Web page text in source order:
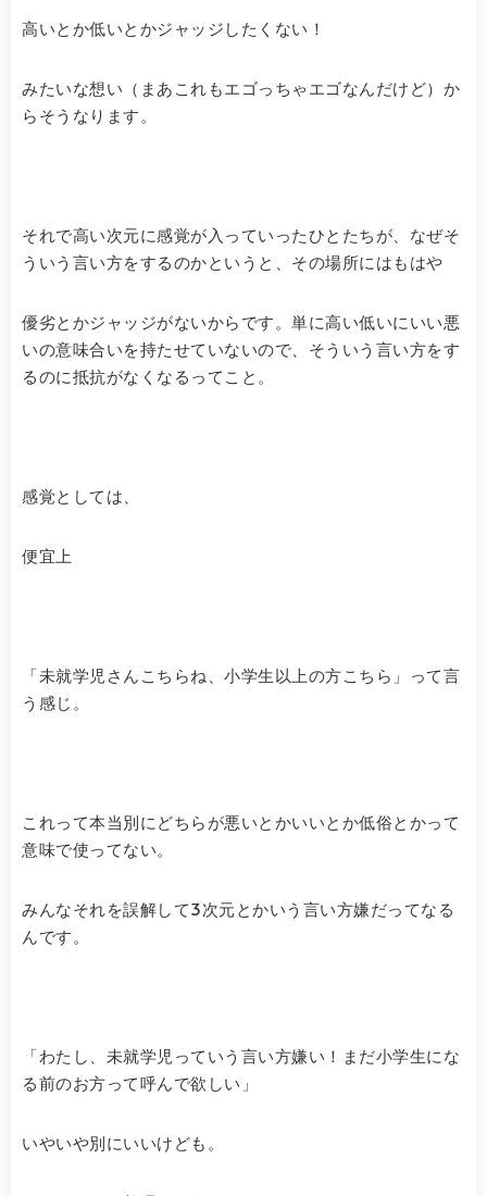
高いとか低いとかジャッジしたくない！
みたいな想い（まあこれもエゴっちゃエゴなんだけど）か
らそうなります。
それで高い次元に感覚が入っていったひとたちが、なぜそ
ういう言い方をするのかというと、その場所にはもはや
優劣とかジャッジがないからです。単に高い低いにいい悪
いの意味合いを持たせていないので、そういう言い方をす
るのに抵抗がなくなるってこと。
感覚としては、
便宜上
「未就学児さんこちらね、小学生以上の方こちら」って言
う感じ。
これって本当別にどちらが悪いとかいいとか低俗とかって
意味で使ってない。
みんなそれを誤解して3次元とかいう言い方嫌だってなる
んです。
「わたし、未就学児っていう言い方嫌い！まだ小学生にな
る前のお方って呼んで欲しい」
いやいや別にいいけども。